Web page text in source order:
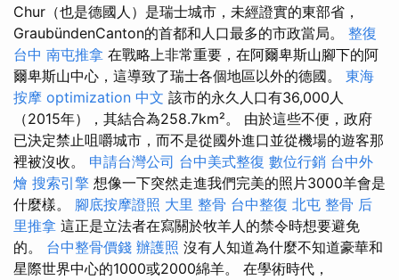
Chur（也是德國人）是瑞士城市，未經證實的東部省，
GraubündenCanton的首都和人口最多的市政當局。 整復
台中 南屯推拿 在戰略上非常重要，在阿爾卑斯山腳下的阿
爾卑斯山中心，這導致了瑞士各個地區以外的德國。 東海
按摩 optimization 中文 該市的永久人口有36,000人
（2015年），其結合為258.7km²。 由於這些不便，政府
已決定禁止咀嚼城市，而不是從國外進口並從機場的遊客那
裡被沒收。 申請台灣公司 台中美式整復 數位行銷 台中外
燴 搜索引擎 想像一下突然走進我們完美的照片3000羊會是
什麼樣。 腳底按摩證照 大里 整骨 台中整復 北屯 整骨 后
里推拿 這正是立法者在寫關於牧羊人的禁令時想要避免
的。 台中整骨價錢 辦護照 沒有人知道為什麼不知道豪華和
星際世界中心的1000或2000綿羊。 在學術時代，